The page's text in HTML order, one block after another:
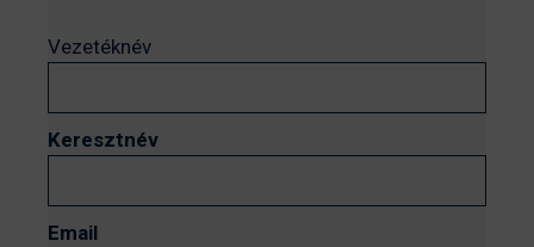
Vezetéknév
Keresztnév
Email